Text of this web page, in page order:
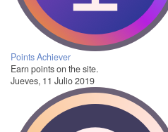
Points Achiever
Earn points on the site.
Jueves, 11 Julio 2019